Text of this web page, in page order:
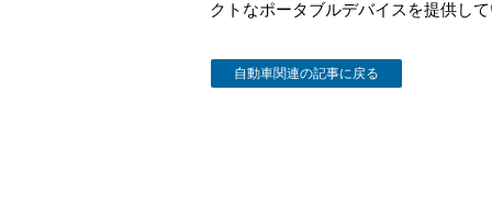
クトなポータブルデバイスを提供し
自動車関連の記事に戻る